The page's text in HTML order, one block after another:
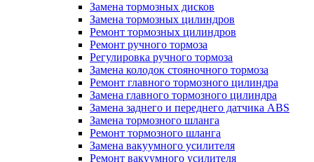
Замена тормозных дисков
Замена тормозных цилиндров
Ремонт тормозных цилиндров
Ремонт ручного тормоза
Регулировка ручного тормоза
Замена колодок стояночного тормоза
Ремонт главного тормозного цилиндра
Замена главного тормозного цилиндра
Замена заднего и переднего датчика ABS
Замена тормозного шланга
Ремонт тормозного шланга
Замена вакуумного усилителя
Ремонт вакуумного усилителя